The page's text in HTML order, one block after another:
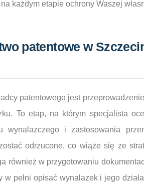
każdym etapie ochrony Waszej
patentowe w
patentowego jest
To etap, na którym specjalista
wynalazczego i zastosowania
odrzucone, co wiąże się ze
również w przygotowaniu
w pełni opisać wynalazek i jego